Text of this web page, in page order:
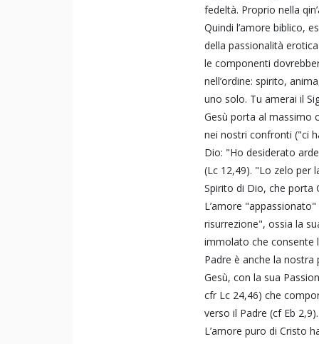
fedeltà. Proprio nella
Quindi l’amore biblico,
della passionalità
le componenti
nell’ordine: spirito,
uno solo. Tu amerai il
Gesù porta al massimo
nei nostri confronti ("ci
Dio: "Ho desiderato
(Lc 12,49). "Lo zelo per
Spirito di Dio, che porta
L’amore
risurrezione", ossia la
immolato che consente
Padre è anche la
Gesù, con la sua
cfr Lc 24,46) che
verso il Padre (cf Eb 2,9).
L’amore puro di Cristo